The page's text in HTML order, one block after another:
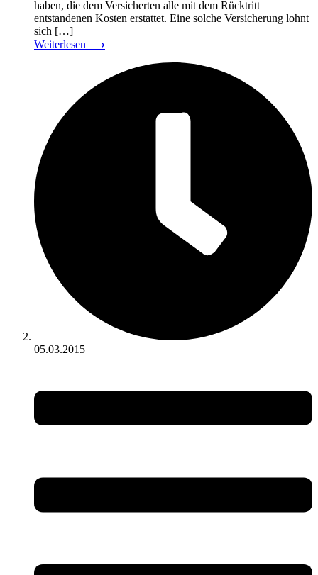
haben, die dem Versicherten alle mit dem Rücktritt
entstandenen Kosten erstattet. Eine solche Versicherung lohnt
sich […]
Weiterlesen ⟶
05.03.2015